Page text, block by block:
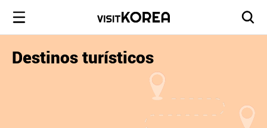
Destinos turísticos